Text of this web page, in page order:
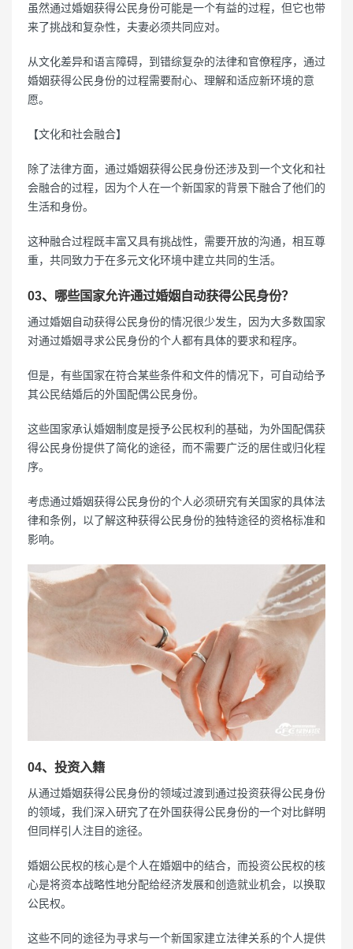
虽然通过婚姻获得公民身份可能是一个有益的过程，但它也带
来了挑战和复杂性，夫妻必须共同应对。
从文化差异和语言障碍，到错综复杂的法律和官僚程序，通过
婚姻获得公民身份的过程需要耐心、理解和适应新环境的意
愿。
【文化和社会融合】
除了法律方面，通过婚姻获得公民身份还涉及到一个文化和社
会融合的过程，因为个人在一个新国家的背景下融合了他们的
生活和身份。
这种融合过程既丰富又具有挑战性，需要开放的沟通，相互尊
重，共同致力于在多元文化环境中建立共同的生活。
03、哪些国家允许通过婚姻自动获得公民身份？
通过婚姻自动获得公民身份的情况很少发生，因为大多数国家
对通过婚姻寻求公民身份的个人都有具体的要求和程序。
但是，有些国家在符合某些条件和文件的情况下，可自动给予
其公民结婚后的外国配偶公民身份。
这些国家承认婚姻制度是授予公民权利的基础，为外国配偶获
得公民身份提供了简化的途径，而不需要广泛的居住或归化程
序。
考虑通过婚姻获得公民身份的个人必须研究有关国家的具体法
律和条例，以了解这种获得公民身份的独特途径的资格标准和
影响。
04、投资入籍
从通过婚姻获得公民身份的领域过渡到通过投资获得公民身份
的领域，我们深入研究了在外国获得公民身份的一个对比鲜明
但同样引人注目的途径。
婚姻公民权的核心是个人在婚姻中的结合，而投资公民权的核
心是将资本战略性地分配给经济发展和创造就业机会，以换取
公民权。
这些不同的途径为寻求与一个新国家建立法律关系的个人提供